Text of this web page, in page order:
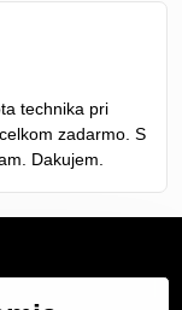
technika pri
zadarmo. S
Dakujem.